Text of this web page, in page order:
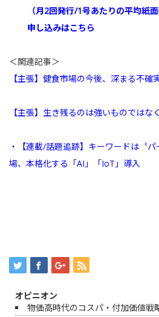
（月2回発行/1号あたりの平均紙
申し込みはこちら
＜関連記事＞
【主張】健食市場の今後、深まる不確
【主張】生き残るのは強いものでは
・【連載/話題追跡】キーワードは〝
場、本格化する「AI」「IoT」導入
オピニオン
物価高時代のコスパ・付加価値戦